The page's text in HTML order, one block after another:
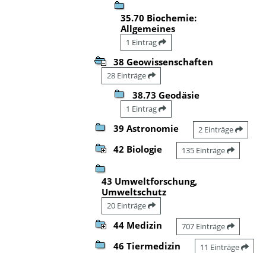
35.70 Biochemie:
Allgemeines
1 Eintrag
38 Geowissenschaften
28 Einträge
38.73 Geodäsie
1 Eintrag
39 Astronomie 2 Einträge
42 Biologie 135 Einträge
43 Umweltforschung,
Umweltschutz
20 Einträge
44 Medizin 707 Einträge
46 Tiermedizin 11 Einträge